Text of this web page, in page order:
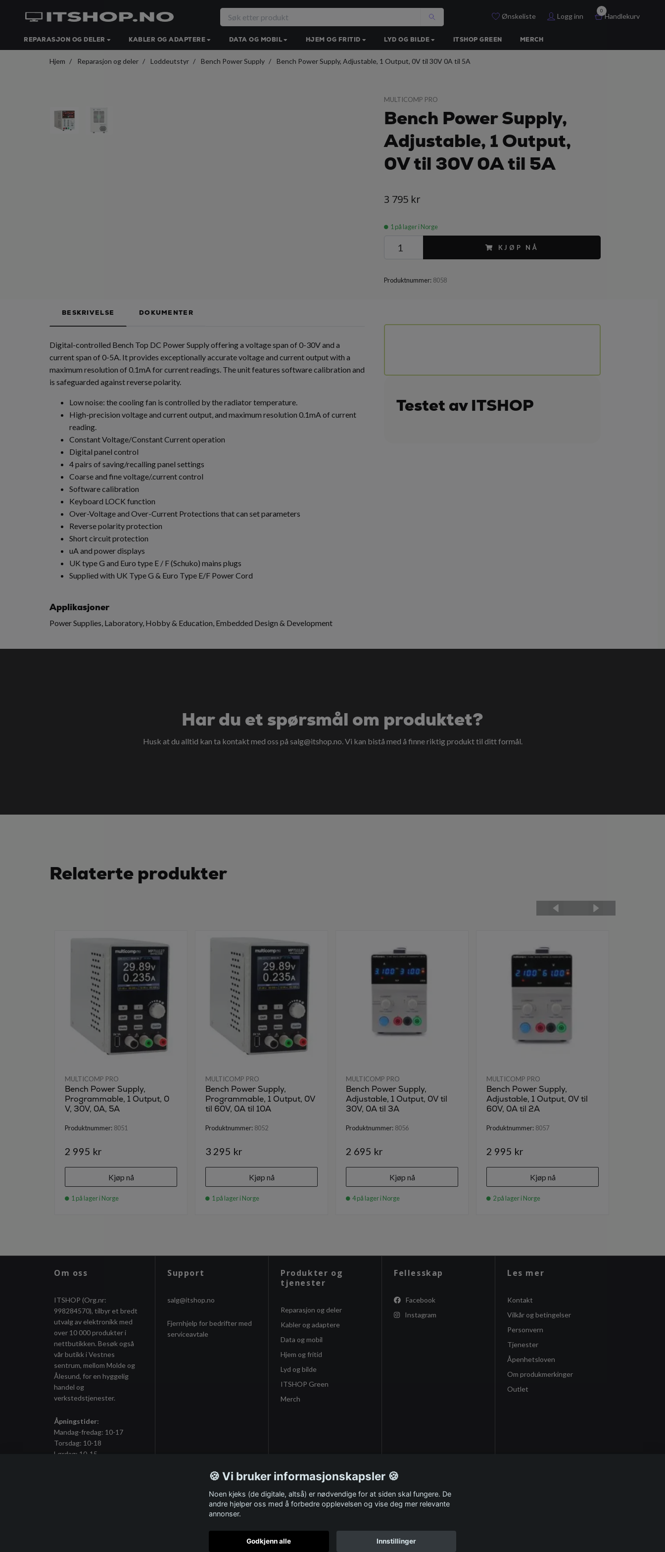
Ønskeliste Logg inn
0
Handlekurv
REPARASJON OG DELER KABLER OG ADAPTERE DATA OG MOBIL HJEM OG FRITID LYD OG BILDE ITSHOP GREEN MERCH
Hjem Reparasjon og deler Loddeutstyr Bench Power Supply Bench Power Supply, Adjustable, 1 Output, 0V til 30V 0A til 5A
MULTICOMP PRO
Bench Power Supply,
Adjustable, 1 Output,
0V til 30V 0A til 5A
3 795 kr
1 på lager i Norge
KJØP NÅ
Produktnummer: 8058
BESKRIVELSE DOKUMENTER
Digital-controlled Bench Top DC Power Supply offering a voltage span of 0-30V and a
current span of 0-5A. It provides exceptionally accurate voltage and current output with a
maximum resolution of 0.1mA for current readings. The unit features software calibration and
is safeguarded against reverse polarity.
Low noise: the cooling fan is controlled by the radiator temperature.
High-precision voltage and current output, and maximum resolution 0.1mA of current
reading.
Constant Voltage/Constant Current operation
Digital panel control
4 pairs of saving/recalling panel settings
Coarse and fine voltage/.current control
Software calibration
Keyboard LOCK function
Over-Voltage and Over-Current Protections that can set parameters
Reverse polarity protection
Short circuit protection
uA and power displays
UK type G and Euro type E / F (Schuko) mains plugs
Supplied with UK Type G & Euro Type E/F Power Cord
Applikasjoner
Power Supplies, Laboratory, Hobby & Education, Embedded Design & Development
Testet av ITSHOP
Har du et spørsmål om produktet?
Husk at du alltid kan ta kontakt med oss på salg@itshop.no. Vi kan bistå med å finne riktig produkt til ditt formål.
Relaterte produkter
MULTICOMP PRO
Bench Power Supply,
Programmable, 1 Output, 0
V, 30V, 0A, 5A
Produktnummer: 8051
2 995 kr
Kjøp nå
1 på lager i Norge
MULTICOMP PRO
Bench Power Supply,
Programmable, 1 Output, 0V
til 60V, 0A til 10A
Produktnummer: 8052
3 295 kr
Kjøp nå
1 på lager i Norge
MULTICOMP PRO
Bench Power Supply,
Adjustable, 1 Output, 0V til
30V, 0A til 3A
Produktnummer: 8056
2 695 kr
Kjøp nå
4 på lager i Norge
MULTICOMP PRO
Bench Power Supply,
Adjustable, 1 Output, 0V til
60V, 0A til 2A
Produktnummer: 8057
2 995 kr
Kjøp nå
2 på lager i Norge
Om oss
ITSHOP (Org.nr:
998284570), tilbyr et bredt
utvalg av elektronikk med
over 10 000 produkter i
nettbutikken. Besøk også
vår butikk i Vestnes
sentrum, mellom Molde og
Ålesund, for en hyggelig
handel og
verkstedstjenester.
Åpningstider:
Mandag-fredag: 10-17
Torsdag: 10-18
Lørdag: 10-15
Support
salg@itshop.no
Fjernhjelp for bedrifter med
serviceavtale
Produkter og
tjenester
Reparasjon og deler
Kabler og adaptere
Data og mobil
Hjem og fritid
Lyd og bilde
ITSHOP Green
Merch
Fellesskap
Facebook
Instagram
Les mer
Kontakt
Vilkår og betingelser
Personvern
Tjenester
Åpenhetsloven
Om produkmerkinger
Outlet
🍪 Vi bruker informasjonskapsler 🍪
Noen kjeks (de digitale, altså) er nødvendige for at siden skal fungere. De
andre hjelper oss med å forbedre opplevelsen og vise deg mer relevante
annonser.
Godkjenn alle Innstillinger